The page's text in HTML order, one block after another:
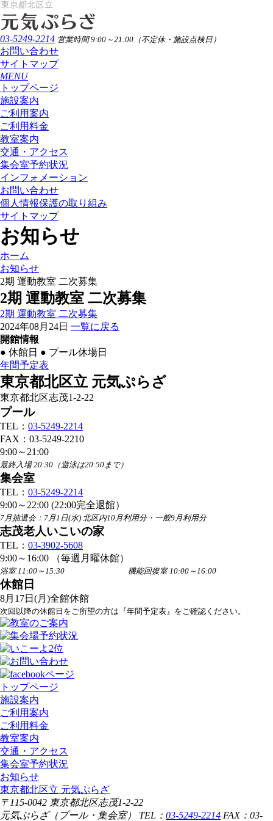
03-5249-2214 営業時間 9:00～21:00（不定休・施設点検日）
お問い合わせ
サイトマップ
MENU
トップページ
施設案内
ご利用案内
ご利用料金
教室案内
交通・アクセス
集会室予約状況
インフォメーション
お問い合わせ
個人情報保護の取り組み
サイトマップ
お知らせ
ホーム
お知らせ
2期 運動教室 二次募集
2期 運動教室 二次募集
2期 運動教室 二次募集
2024年08月24日 一覧に戻る
開館情報
● 休館日 ● プール休場日
年間予定表
東京都北区立 元気ぷらざ
東京都北区志茂1-2-22
プール
TEL： 03-5249-2214
FAX：03-5249-2210
9:00～21:00
最終入場 20:30（遊泳は20:50まで）
集会室
TEL： 03-5249-2214
9:00～22:00 (22:00完全退館）
7月抽選会：7月1日(水) 北区内10月利用分・一般9月利用分
志茂老人いこいの家
TEL： 03-3902-5608
9:00～16:00 （毎週月曜休館）
浴室 11:00～15:30 機能回復室 10:00～16:00
休館日
8月17日(月)全館休館
次回以降の休館日をご所望の方は『年間予定表』をご確認ください。
トップページ
施設案内
ご利用案内
ご利用料金
教室案内
交通・アクセス
集会室予約状況
お知らせ
東京都北区立 元気ぷらざ
〒115-0042 東京都北区志茂1-2-22
元気ぷらざ（プール・集会室） TEL： 03-5249-2214 FAX：03-